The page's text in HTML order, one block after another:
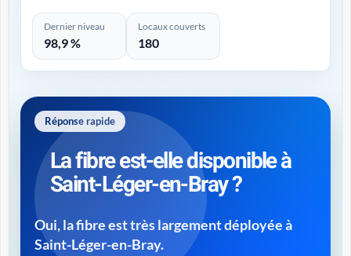
Dernier niveau
98,9 %
Locaux couverts
180
Réponse rapide
La fibre est-elle disponible à
Saint-Léger-en-Bray ?
Oui, la fibre est très largement déployée à
Saint-Léger-en-Bray.